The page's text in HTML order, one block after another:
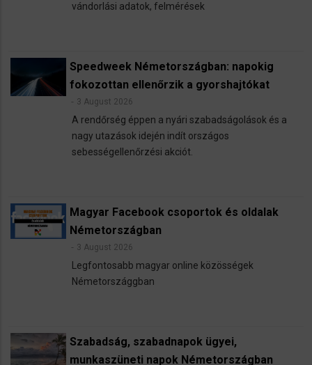
vándorlási adatok, felmérések
Speedweek Németországban: napokig
fokozottan ellenőrzik a gyorshajtókat
3 August 2026
A rendőrség éppen a nyári szabadságolások és a
nagy utazások idején indít országos
sebességellenőrzési akciót.
Magyar Facebook csoportok és oldalak
Németországban
3 August 2026
Legfontosabb magyar online közösségek
Németországgban
Szabadság, szabadnapok ügyei,
munkaszüneti napok Németországban